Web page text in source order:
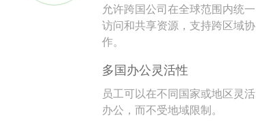
允许跨国公司在全球范围内统一
访问和共享资源，支持跨区域协
作。
多国办公灵活性
员工可以在不同国家或地区灵活
办公，而不受地域限制。